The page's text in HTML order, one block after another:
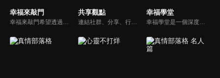
幸福來敲門 共享觀點
連結社群、分享、行動的特色，運用講道學的架構，談論包含基要真理、生活話題及神學裝備三大面向主題。身為第六代基督徒，從小在教會中長大的周巽正，與第一代基督徒的廖文華，背景及生活經歷都不同，在節目中以輕鬆對談的方式，貢獻出不同角度的觀點。
幸福學堂
幸福學堂是一個深度探討家庭問題的節目，讓觀眾的家庭問題可以在節目中得到協助，這些輔導經驗豐富的專家，也是信仰堅定的基督徒學者，包含林如萍、武自珍、葉高芳、錢玉芬等教授，透過深入的討與講解，為現場觀眾解答家庭的疑惑。